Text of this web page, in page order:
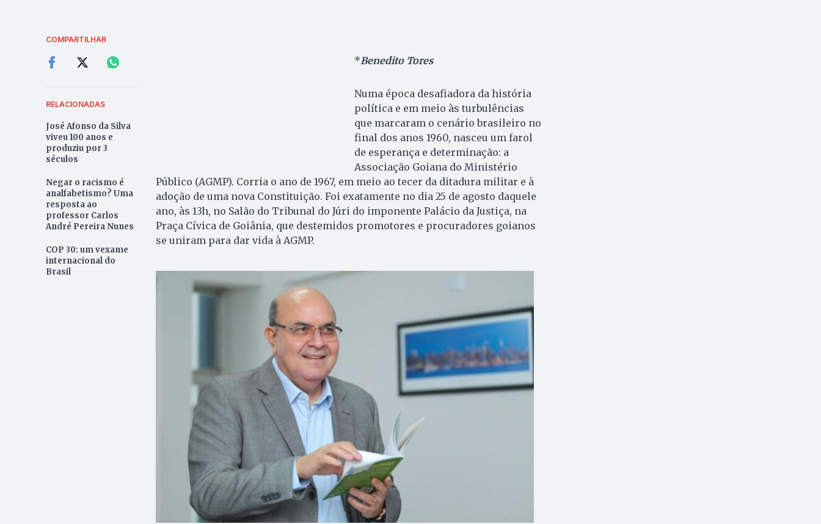
COMPARTILHAR
RELACIONADAS
José Afonso da Silva
viveu 100 anos e
produziu por 3
séculos
Negar o racismo é
analfabetismo? Uma
resposta ao
professor Carlos
André Pereira Nunes
COP 30: um vexame
internacional do
Brasil
*Benedito Tores
Numa época desafiadora da história
política e em meio às turbulências
que marcaram o cenário brasileiro no
final dos anos 1960, nasceu um farol
de esperança e determinação: a
Associação Goiana do Ministério
Público (AGMP). Corria o ano de 1967, em meio ao tecer da ditadura militar e à
adoção de uma nova Constituição. Foi exatamente no dia 25 de agosto daquele
ano, às 13h, no Salão do Tribunal do Júri do imponente Palácio da Justiça, na
Praça Cívica de Goiânia, que destemidos promotores e procuradores goianos
se uniram para dar vida à AGMP.